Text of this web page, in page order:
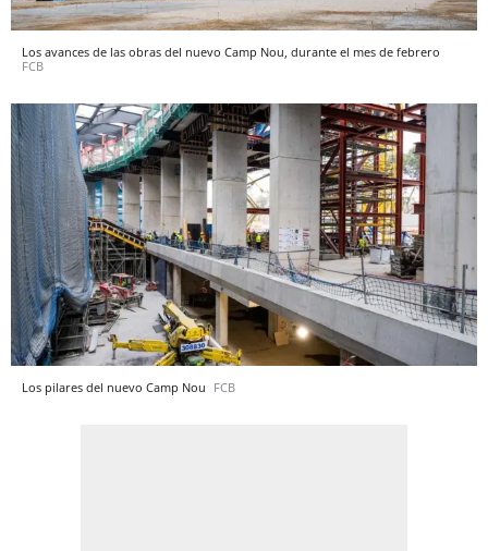
Los avances de las obras del nuevo Camp Nou, durante el mes de febrero
FCB
Los pilares del nuevo Camp Nou FCB